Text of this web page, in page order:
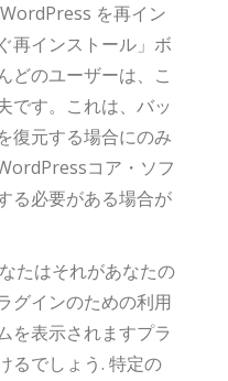
を再イン
再インストール」ボ
どのユーザーは、こ
です。これは、バッ
復元する場合にのみ
コア・ソフ
る必要がある場合が
たはそれがあなたの
グインのための利用
を表示されますプラ
るでしょう. 特定の